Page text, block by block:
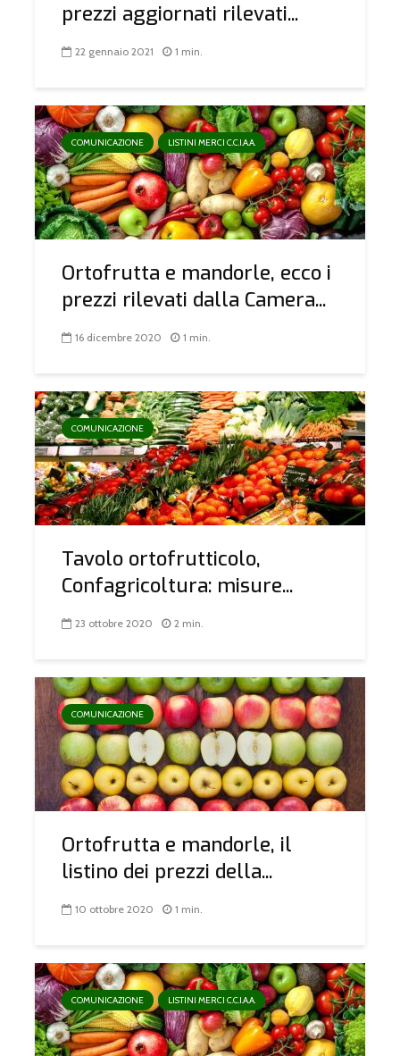
prezzi aggiornati rilevati...
22 gennaio 2021 1 min.
COMUNICAZIONE LISTINI MERCI C.C.I.A.A.
Ortofrutta e mandorle, ecco i
prezzi rilevati dalla Camera...
16 dicembre 2020 1 min.
COMUNICAZIONE
Tavolo ortofrutticolo,
Confagricoltura: misure...
23 ottobre 2020 2 min.
COMUNICAZIONE
Ortofrutta e mandorle, il
listino dei prezzi della...
10 ottobre 2020 1 min.
COMUNICAZIONE LISTINI MERCI C.C.I.A.A.